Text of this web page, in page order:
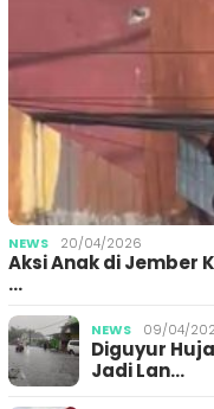
NEWS 20/04/2026
Aksi Anak di Jember
…
NEWS 09/04/
Diguyur
Jadi Lan…